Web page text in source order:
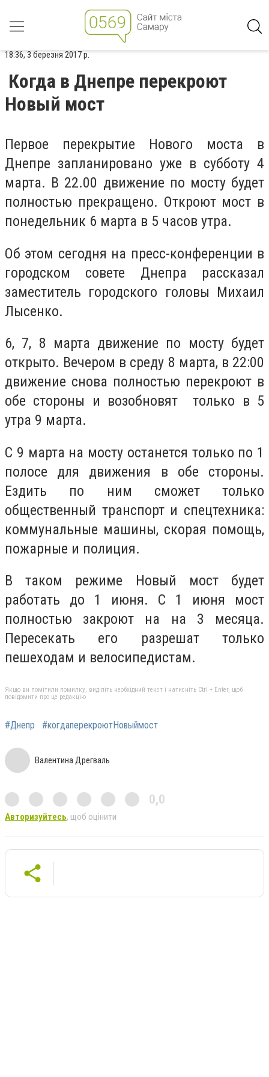
18:36, 3 березня 2017 р.
Когда в Днепре перекроют
Новый мост
Первое перекрытие Нового моста в
Днепре запланировано уже в субботу 4
марта. В 22.00 движение по мосту будет
полностью прекращено. Откроют мост в
понедельник 6 марта в 5 часов утра.
Об этом сегодня на пресс-конференции в
городском совете Днепра рассказал
заместитель городского головы Михаил
Лысенко.
6, 7, 8 марта движение по мосту будет
открыто. Вечером в среду 8 марта, в 22:00
движение снова полностью перекроют в
обе стороны и возобновят только в 5
утра 9 марта.
С 9 марта на мосту останется только по 1
полосе для движения в обе стороны.
Ездить по ним сможет только
общественный транспорт и спецтехника:
коммунальные машины, скорая помощь,
пожарные и полиция.
В таком режиме Новый мост будет
работать до 1 июня. С 1 июня мост
полностью закроют на на 3 месяца.
Пересекать его разрешат только
пешеходам и велосипедистам.
Якщо ви помітили помилку, виділіть необхідний текст і натисніть Ctrl + Enter, щоб
повідомити про це редакцію
#Днепр #когдаперекроютНовыймост
Валентина Дрегваль
0,0
Авторизуйтесь, щоб оцінити